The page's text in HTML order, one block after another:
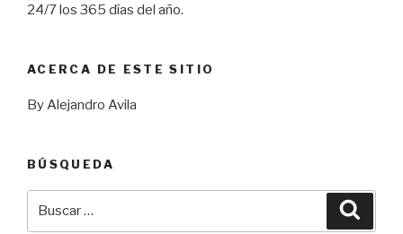
24/7 los 365 días del año.
ACERCA DE ESTE SITIO
By Alejandro Avila
BÚSQUEDA